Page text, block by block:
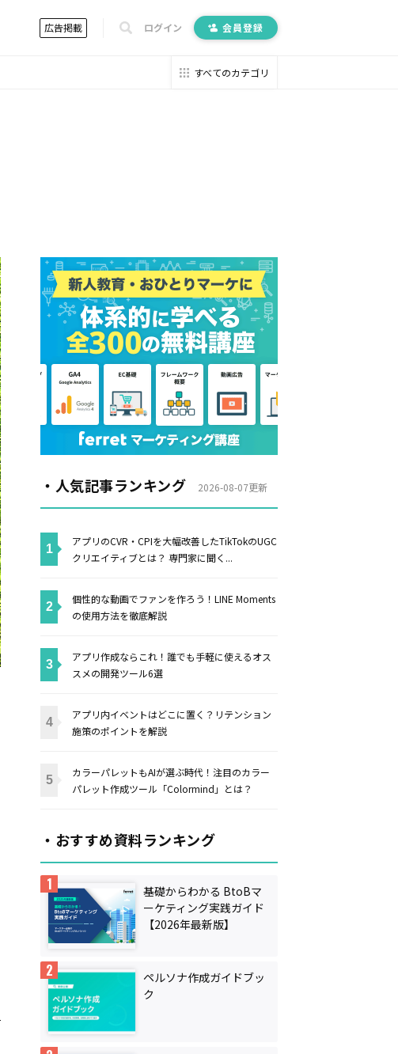
広告掲載 ログイン 会員登録
すべてのカテゴリ
・人気記事ランキング 2026-08-07更新
アプリのCVR・CPIを大幅改善したTikTokのUGC
クリエイティブとは？ 専門家に聞く...
個性的な動画でファンを作ろう！LINE Moments
の使用方法を徹底解説
アプリ作成ならこれ！誰でも手軽に使えるオス
スメの開発ツール6選
アプリ内イベントはどこに置く？リテンション
施策のポイントを解説
カラーパレットもAIが選ぶ時代！注目のカラー
パレット作成ツール「Colormind」とは？
・おすすめ資料ランキング
基礎からわかる BtoBマ
ーケティング実践ガイド
【2026年最新版】
ペルソナ作成ガイドブッ
ク